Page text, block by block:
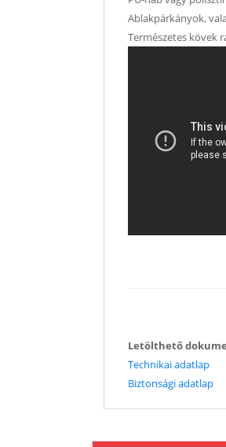
Ablakpárkányok,
Természetes kövek
Letölthető
Technikai adatlap
Biztonsági adatlap